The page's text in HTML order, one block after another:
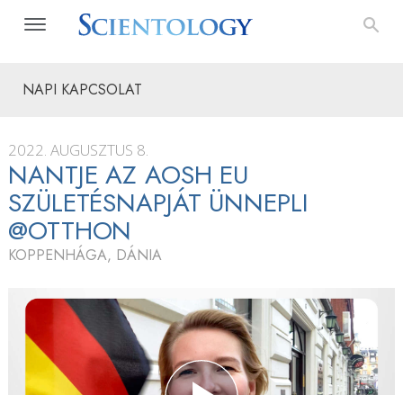
NAPI KAPCSOLAT
2022. AUGUSZTUS 8.
NANTJE AZ AOSH EU
SZÜLETÉSNAPJÁT ÜNNEPLI
@OTTHON
KOPPENHÁGA, DÁNIA